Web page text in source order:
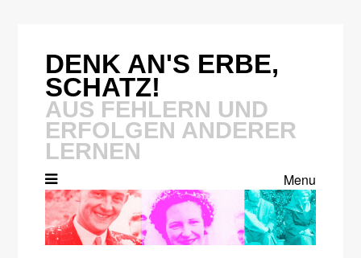
DENK AN'S ERBE,
SCHATZ!
AUS FEHLERN UND
ERFOLGEN ANDERER
LERNEN
Menu